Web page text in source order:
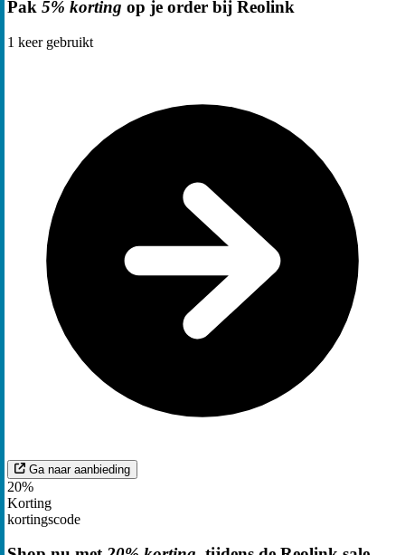
Pak 5% korting op je order bij Reolink
1 keer gebruikt
Ga naar aanbieding
20%
Korting
kortingscode